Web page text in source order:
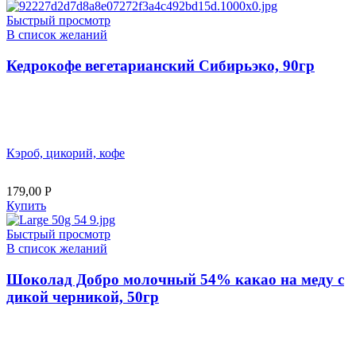
Быстрый просмотр
В список желаний
Кедрокофе вегетарианский Сибирьэко, 90гр
Кэроб, цикорий, кофе
179,00 Р
Купить
Быстрый просмотр
В список желаний
Шоколад Добро молочный 54% какао на меду с
дикой черникой, 50гр